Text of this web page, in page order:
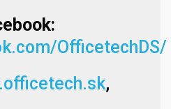
OfficetechDS/
,